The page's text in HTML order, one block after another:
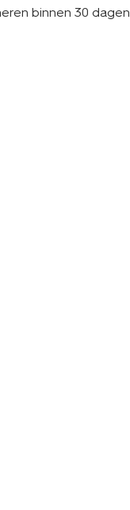
binnen 30 dagen